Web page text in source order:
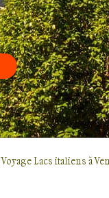
Voyage Lacs italiens à